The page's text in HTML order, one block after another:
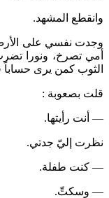
وانقطع المشهد.
وجدت نفسي على
أمي تصرخ، ونورا
الثوب كمن يرى حساباً
قلت بصعوبة :
— أنت رأيتها.
نظرت إليّ جدتي.
— كنت طفلة.
— وسكتِّ.